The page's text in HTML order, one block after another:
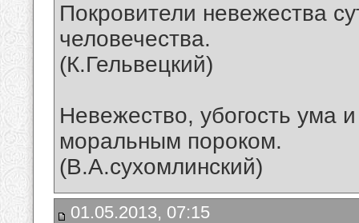
Покровители невежества
человечества.
(К.Гельвецкий)
Невежество, убогость ума
моральным пороком.
(В.А.сухомлинский)
01.05.2013, 07:15